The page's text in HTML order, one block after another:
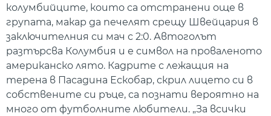
колумбийците, които са отстранени още в
групата, макар да печелят срещу Швейцария в
заключителния си мач с 2:0. Автоголът
разтърсва Колумбия и е символ на проваленото
американско лято. Кадрите с лежащия на
терена в Пасадина Ескобар, скрил лицето си в
собствените си ръце, са познати вероятно на
много от футболните любители. „За всички